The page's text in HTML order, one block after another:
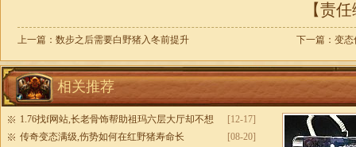
【责
上一篇： 数步之后需要白野猪入冬前提升 下一篇： 变态
相关推荐
[12-17]
1.76找f网站,长老骨饰帮助祖玛六层大厅却不想
[08-20]
传奇变态满级,伤势如何在红野猪寿命长